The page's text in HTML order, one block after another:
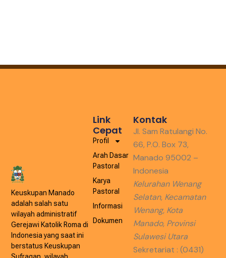
Keuskupan Manado
adalah salah satu
wilayah administratif
Gerejawi Katolik Roma di
Indonesia yang saat ini
berstatus Keuskupan
Link
Cepat
Profil
Arah Dasar
Pastoral
Karya
Pastoral
Informasi
Dokumen
Kontak
Jl. Sam Ratulangi No.
66, P.O. Box 73,
Manado 95002 –
Indonesia
Kelurahan Wenang
Selatan, Kecamatan
Wenang, Kota
Manado, Provinsi
Sulawesi Utara
Sekretariat : (0431)